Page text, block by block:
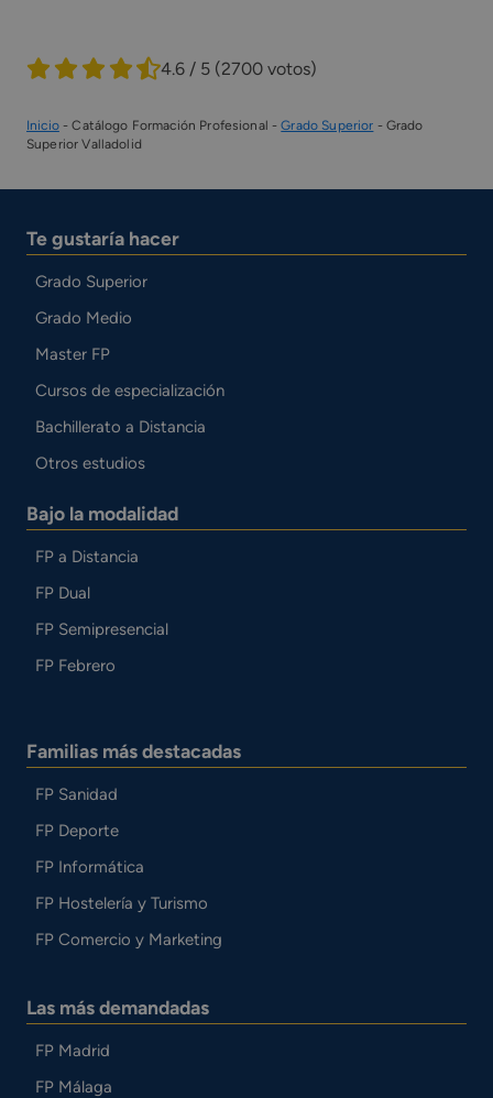
4.6 / 5 (2700 votos)
Inicio-Catálogo Formación Profesional -Grado Superior - Grado
Superior Valladolid
Te gustaría hacer
Grado Superior
Grado Medio
Master FP
Cursos de especialización
Bachillerato a Distancia
Otros estudios
Bajo la modalidad
FP a Distancia
FP Dual
FP Semipresencial
FP Febrero
Familias más destacadas
FP Sanidad
FP Deporte
FP Informática
FP Hostelería y Turismo
FP Comercio y Marketing
Las más demandadas
FP Madrid
FP Málaga